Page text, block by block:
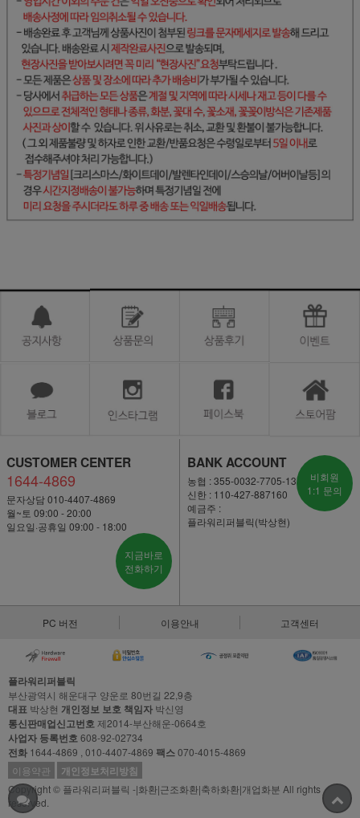
CUSTOMER CENTER
1644-4869
문자상담 010-4407-4869
월~토 09:00 - 20:00
일요일·공휴일 09:00 - 18:00
지금바로
전화하기
BANK ACCOUNT
농협 : 355-0032-7705-13
신한 : 110-427-887160
예금주 :
플라워리퍼블릭(박상현)
비회원
1:1 문의
PC 버전 이용안내 고객센터
플라워리퍼블릭
부산광역시 해운대구 양운로 80번길 22,9층
대표 박상현 개인정보 보호 책임자 박신영
통신판매업신고번호제2014-부산해운-0664호
사업자 등록번호608-92-02734
전화 1644-4869 , 010-4407-4869 팩스070-4015-4869
이용약관
개인정보처리방침
Copyright © 플라워리퍼블릭 -|화환|근조화환|축하화환|개업화분 All rights
reserved.